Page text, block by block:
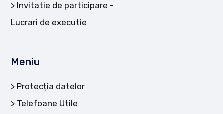
Invitatie de participare –
Lucrari de executie
Meniu
Protecția datelor
Telefoane Utile